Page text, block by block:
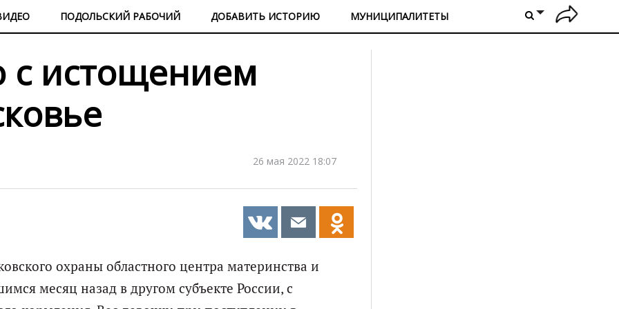
ПОДОЛЬСКИЙ РАБОЧИЙ ДОБАВИТЬ ИСТОРИЮ МУНИЦИПАЛИТЕТЫ
истощением
26 мая 2022 18:07
охраны областного центра материнства и
месяц назад в другом субъекте России, с